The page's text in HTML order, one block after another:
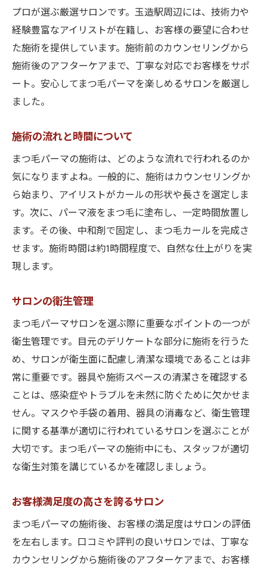
プロが選ぶ厳選サロンです。玉造駅周辺には、技術力や
経験豊富なアイリストが在籍し、お客様の要望に合わせ
た施術を提供しています。施術前のカウンセリングから
施術後のアフターケアまで、丁寧な対応でお客様をサポ
ート。安心してまつ毛パーマを楽しめるサロンを厳選し
ました。
施術の流れと時間について
まつ毛パーマの施術は、どのような流れで行われるのか
気になりますよね。一般的に、施術はカウンセリングか
ら始まり、アイリストがカールの形状や長さを選定しま
す。次に、パーマ液をまつ毛に塗布し、一定時間放置し
ます。その後、中和剤で固定し、まつ毛カールを完成さ
せます。施術時間は約1時間程度で、自然な仕上がりを実
現します。
サロンの衛生管理
まつ毛パーマサロンを選ぶ際に重要なポイントの一つが
衛生管理です。目元のデリケートな部分に施術を行うた
め、サロンが衛生面に配慮し清潔な環境であることは非
常に重要です。器具や施術スペースの清潔さを確認する
ことは、感染症やトラブルを未然に防ぐために欠かせま
せん。マスクや手袋の着用、器具の消毒など、衛生管理
に関する基準が適切に行われているサロンを選ぶことが
大切です。まつ毛パーマの施術中にも、スタッフが適切
な衛生対策を講じているかを確認しましょう。
お客様満足度の高さを誇るサロン
まつ毛パーマの施術後、お客様の満足度はサロンの評価
を左右します。口コミや評判の良いサロンでは、丁寧な
カウンセリングから施術後のアフターケアまで、お客様